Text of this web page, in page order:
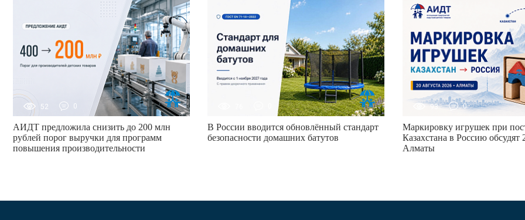
52 0
АИДТ предложила снизить до 200 млн
рублей порог выручки для программ
повышения производительности
В России вводится обновлённый стандарт
безопасности домашних батутов
93 0
Маркировку игрушек при
Казахстана в Россию обсудят
Алматы